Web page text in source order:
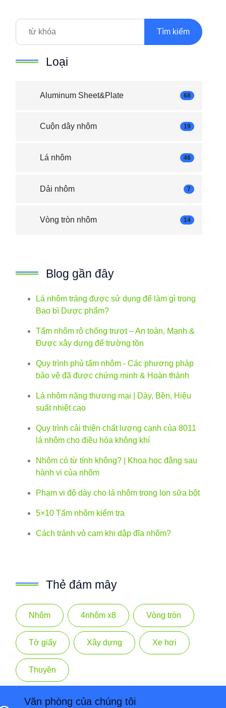
Tìm kiếm
Loại
Aluminum Sheet&Plate 68
Cuộn dây nhôm 19
Lá nhôm 46
Dải nhôm 7
Vòng tròn nhôm 14
Blog gần đây
Lá nhôm tráng được sử dụng để làm gì trong
Bao bì Dược phẩm?
Tấm nhôm rô chống trượt – An toàn, Mạnh &
Được xây dựng để trường tồn
Quy trình phủ tấm nhôm - Các phương pháp
bảo vệ đã được chứng minh & Hoàn thành
Lá nhôm nặng thương mại | Dày, Bền, Hiệu
suất nhiệt cao
Quy trình cải thiện chất lượng cạnh của 8011
lá nhôm cho điều hòa không khí
Nhôm có từ tính không? | Khoa học đằng sau
hành vi của nhôm
Phạm vi độ dày cho lá nhôm trong lon sữa bột
5×10 Tấm nhôm kiểm tra
Cách tránh vỏ cam khi dập đĩa nhôm?
Thẻ đám mây
Nhôm 4nhôm x8 Vòng tròn
Tờ giấy Xây dựng Xe hơi
Thuyền
Văn phòng của chúng tôi